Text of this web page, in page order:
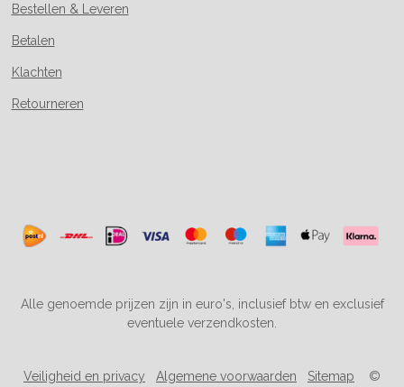
Bestellen & Leveren
Betalen
Klachten
Retourneren
Alle genoemde prijzen zijn in euro's, inclusief btw en exclusief
eventuele verzendkosten.
Veiligheid en privacy Algemene voorwaarden Sitemap ©